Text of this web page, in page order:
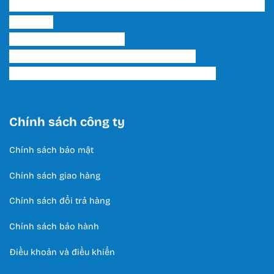
Chính sách công ty
Chính sách bảo mật
Chính sách giao hàng
Chính sách đổi trả hàng
Chính sách bảo hành
Điều khoản và điều khiển